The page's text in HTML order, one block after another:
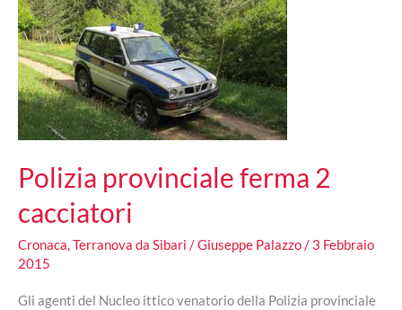
Polizia provinciale ferma 2
cacciatori
Cronaca,Terranova da Sibari /Giuseppe Palazzo/ 3 Febbraio
2015
Gli agenti del Nucleo ittico venatorio della Polizia provinciale